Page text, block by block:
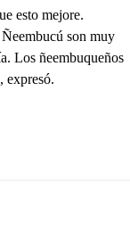
esto mejore.
son muy
Los ñeembuqueños
expresó.